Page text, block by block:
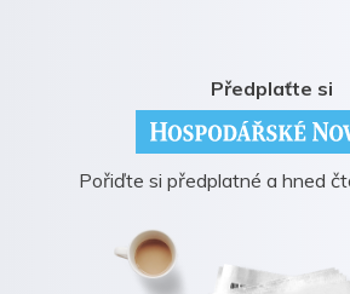
Předplaťte si
Pořiďte si předplatné a hned